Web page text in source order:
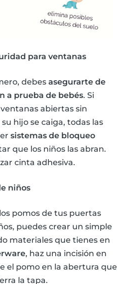
para ventanas
debes asegurarte de
a prueba de bebés. Si
abiertas sin
hijo se caiga, todas las
sistemas de bloqueo
que los niños las abran.
cinta adhesiva.
niños
pomos de tus puertas
puedes crear un simple
materiales que tienes en
, haz una incisión en
el pomo en la abertura que
la tapa.